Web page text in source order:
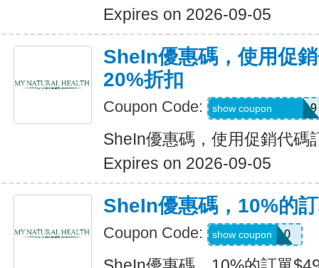
Expires on 2026-09-05
SheIn優惠碼，使用促
20%折扣
Coupon Code: FRF4saidanais319
show coupon
SheIn優惠碼，使用促銷代碼
Expires on 2026-09-05
SheIn優惠碼，10%的
Coupon Code: 14DAY10
show coupon